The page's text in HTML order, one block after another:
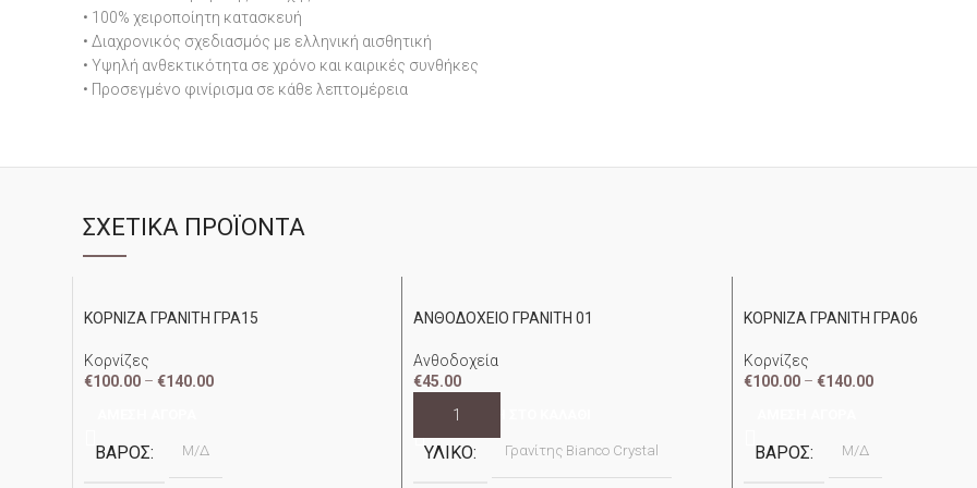
• 100% χειροποίητη κατασκευή
• Διαχρονικός σχεδιασμός με ελληνική αισθητική
• Υψηλή ανθεκτικότητα σε χρόνο και καιρικές συνθήκες
• Προσεγμένο φινίρισμα σε κάθε λεπτομέρεια
ΣΧΕΤΙΚΆ ΠΡΟΪΌΝΤΑ
ΚΟΡΝΙΖΑ ΓΡΑΝΙΤΗ ΓΡΑ15
Κορνίζες
€100.00 – €140.00
ΒΆΡΟΣ Μ/Δ
ΑΝΘΟΔΟΧΕΙΟ ΓΡΑΝΙΤΗ 01
Ανθοδοχεία
€45.00
ΠΡΟΣΘΉΚΗ ΣΤΟ ΚΑΛΆΘΙ
ΥΛΙΚΌ Γρανίτης Bianco Crystal
ΚΟΡΝΙΖΑ ΓΡΑΝΙΤΗ ΓΡΑ06
Κορνίζες
€100.00 – €140.00
ΒΆΡΟΣ Μ/Δ